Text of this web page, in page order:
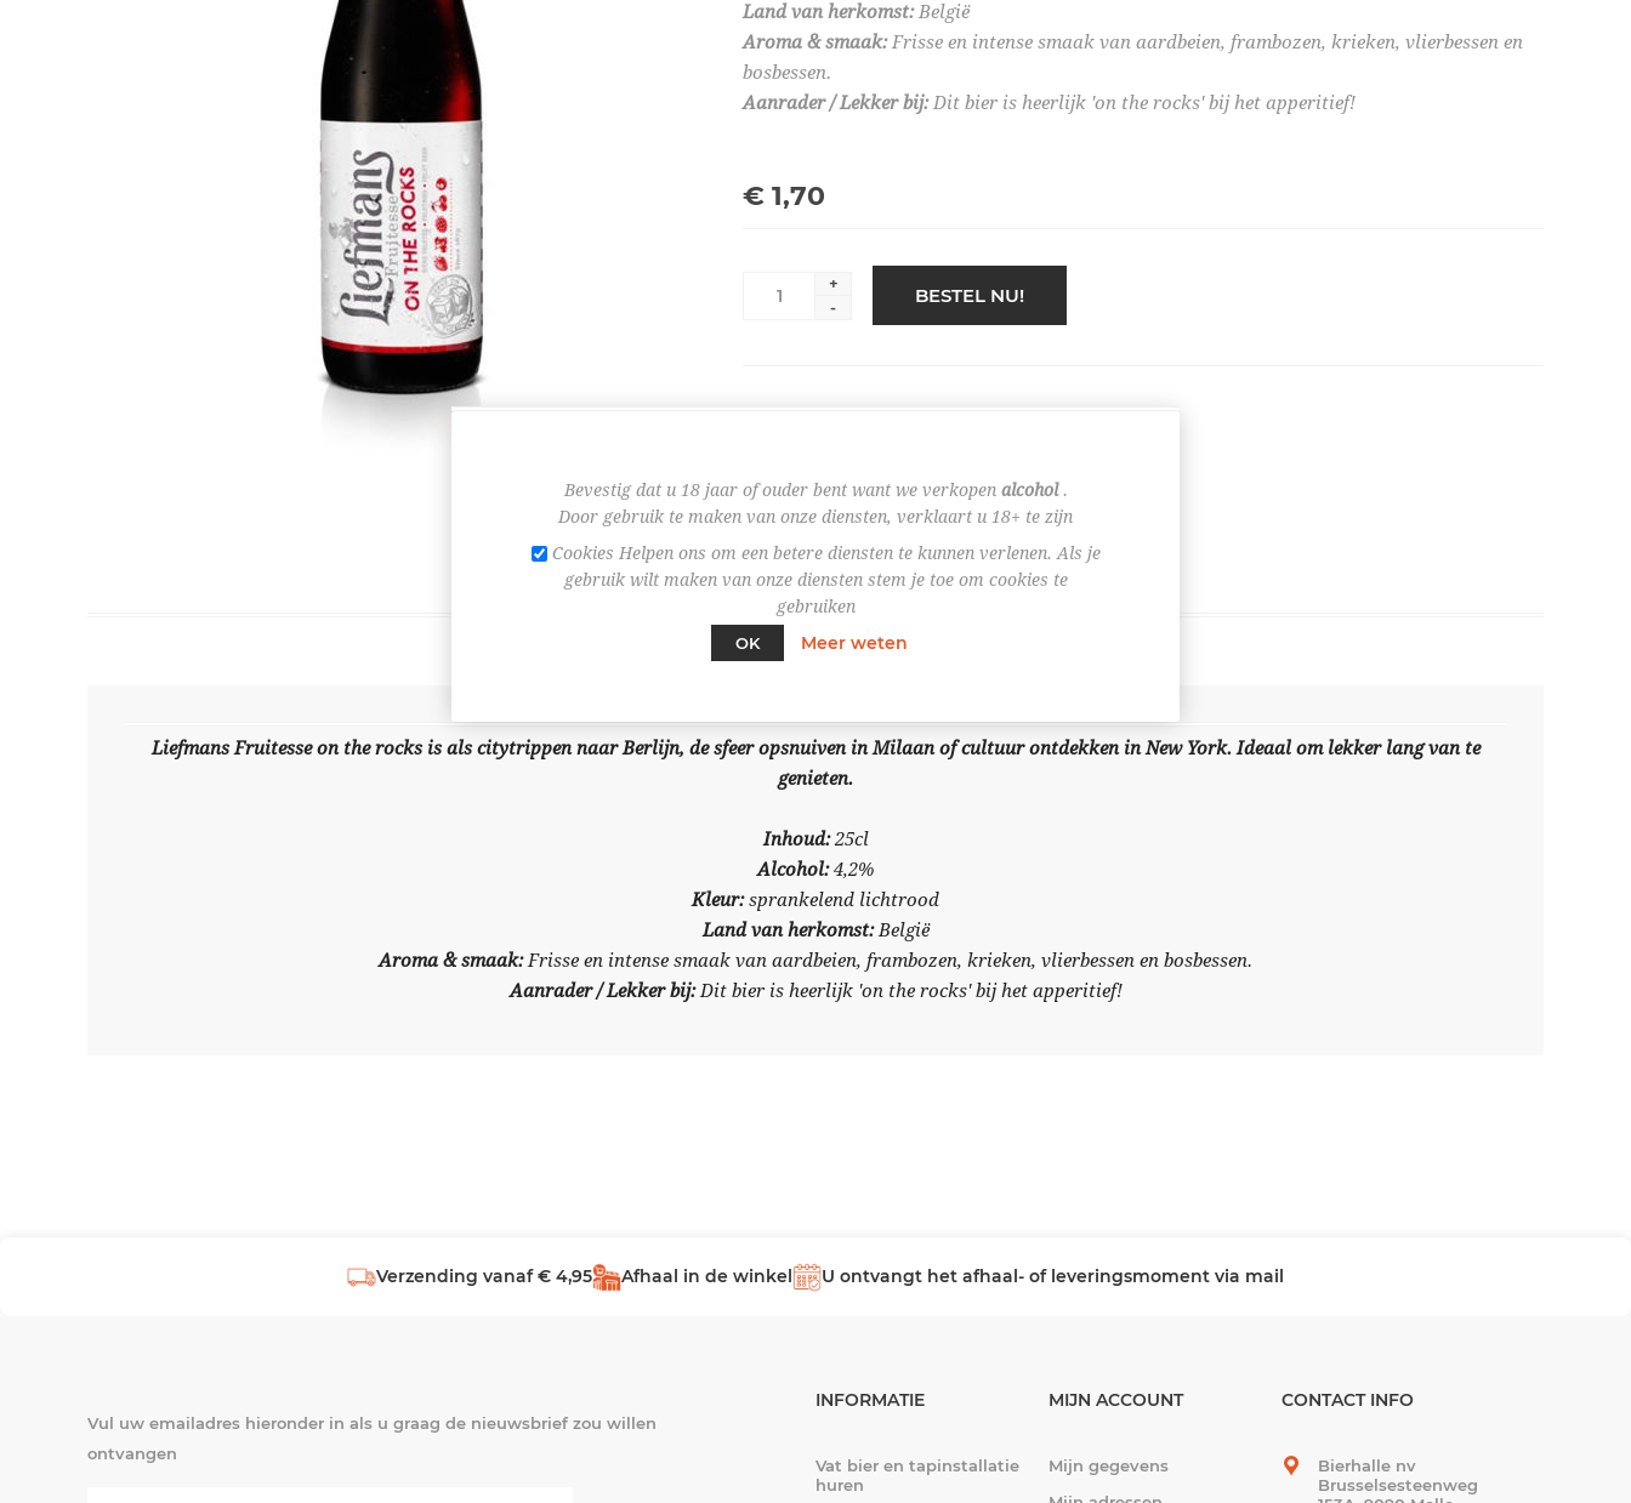
Land van herkomst:België
Aroma & smaak:Frisse en intense smaak van aardbeien, frambozen, krieken, vlierbessen en
bosbessen.
Aanrader / Lekker bij:Dit bier is heerlijk 'on the rocks' bij het apperitief!
€ 1,70
+
-
BESTEL NU!
OVERVIEW SPECIFICATIES
Liefmans Fruitesse on the rocks is als citytrippen naar Berlijn, de sfeer opsnuiven in Milaan of cultuur ontdekken in New York. Ideaal om lekker lang van te
genieten.
Inhoud:25cl
Alcohol:4,2%
Kleur:sprankelend lichtrood
Land van herkomst:België
Aroma & smaak:Frisse en intense smaak van aardbeien, frambozen, krieken, vlierbessen en bosbessen.
Aanrader / Lekker bij:Dit bier is heerlijk 'on the rocks' bij het apperitief!
Verzending vanaf € 4,95 Afhaal in de winkel U ontvangt het afhaal- of leveringsmoment via mail
Vul uw emailadres hieronder in als u graag de nieuwsbrief zou willen
ontvangen
INFORMATIE
Vat bier en tapinstallatie
huren
MIJN ACCOUNT
Mijn gegevens
CONTACT INFO
Bierhalle nv
Brusselsesteenweg
Bevestig dat u 18 jaar of ouder bent want we verkopen alcohol.
Door gebruik te maken van onze diensten, verklaart u 18+ te zijn
Cookies Helpen ons om een betere diensten te kunnen verlenen. Als je
gebruik wilt maken van onze diensten stem je toe om cookies te
gebruiken
OK
Meer weten